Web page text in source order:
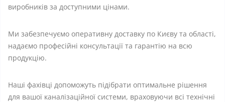
виробників за доступними цінами.
Ми забезпечуємо оперативну доставку по Києву та області,
надаємо професійні консультації та гарантію на всю
продукцію.
Наші фахівці допоможуть підібрати оптимальне рішення
для вашої каналізаційної системи, враховуючи всі технічні